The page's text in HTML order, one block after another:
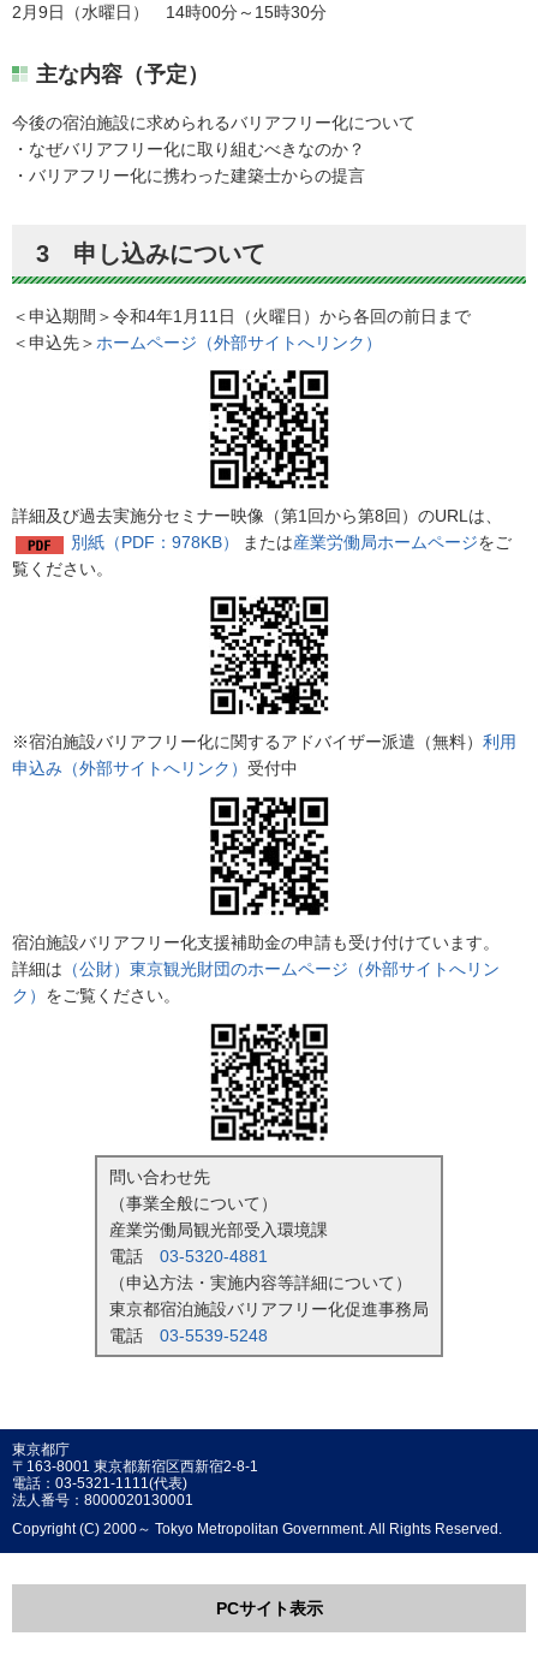
2月9日（水曜日） 14時00分～15時30分
主な内容（予定）
今後の宿泊施設に求められるバリアフリー化について
・なぜバリアフリー化に取り組むべきなのか？
・バリアフリー化に携わった建築士からの提言
3 申し込みについて
＜申込期間＞令和4年1月11日（火曜日）から各回の前日まで
＜申込先＞ ホームページ（外部サイトへリンク）
詳細及び過去実施分セミナー映像（第1回から第8回）のURLは、
別紙（PDF：978KB）
または産業労働局ホームページをご
覧ください。
※宿泊施設バリアフリー化に関するアドバイザー派遣（無料） 利用
申込み（外部サイトへリンク） 受付中
宿泊施設バリアフリー化支援補助金の申請も受け付けています。
詳細は （公財）東京観光財団のホームページ（外部サイトへリン
ク） をご覧ください。
問い合わせ先
（事業全般について）
産業労働局観光部受入環境課
電話 03-5320-4881
（申込方法・実施内容等詳細について）
東京都宿泊施設バリアフリー化促進事務局
電話 03-5539-5248
東京都庁
〒163-8001 東京都新宿区西新宿2-8-1
電話：03-5321-1111(代表)
法人番号：8000020130001
Copyright (C) 2000～ Tokyo Metropolitan Government. All Rights Reserved.
PCサイト表示